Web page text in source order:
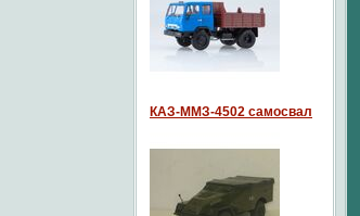
КАЗ-ММЗ-4502 самосвал